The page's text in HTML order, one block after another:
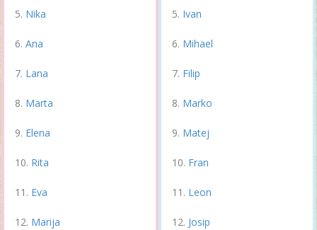
Nika
Ana
Lana
Marta
Elena
Rita
Eva
Marija
Ivan
Mihael
Filip
Marko
Matej
Fran
Leon
Josip